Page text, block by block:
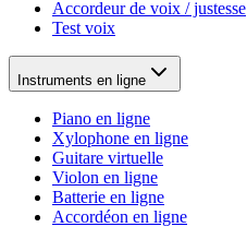
Accordeur de voix / justesse
Test voix
Instruments en ligne
Piano en ligne
Xylophone en ligne
Guitare virtuelle
Violon en ligne
Batterie en ligne
Accordéon en ligne